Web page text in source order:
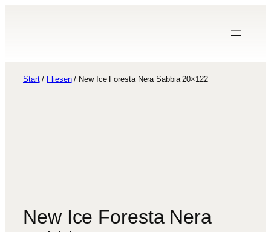
Start/ Fliesen/ New Ice Foresta Nera Sabbia 20×122
New Ice Foresta Nera